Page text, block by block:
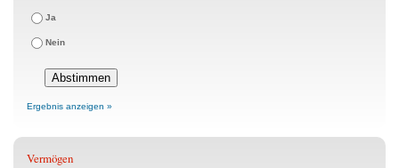
Ja
Nein
Ergebnis anzeigen »
Vermögen